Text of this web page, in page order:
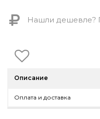
Столы и столики
Комоды и тумбы
Полки и стеллажи
Консоли
Мебель для HoReCa
Нашли дешевле?
Описание
Оплата и доставка